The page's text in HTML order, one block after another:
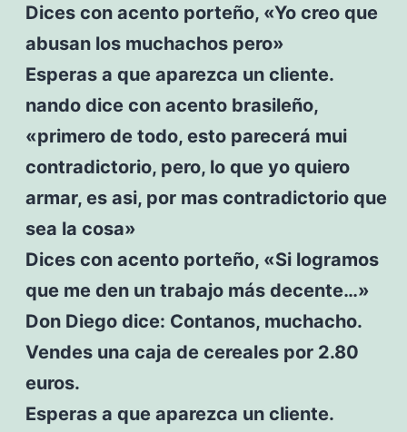
Dices con acento porteño, «Yo creo que
abusan los muchachos pero»
Esperas a que aparezca un cliente.
nando dice con acento brasileño,
«primero de todo, esto parecerá mui
contradictorio, pero, lo que yo quiero
armar, es asi, por mas contradictorio que
sea la cosa»
Dices con acento porteño, «Si logramos
que me den un trabajo más decente…»
Don Diego dice: Contanos, muchacho.
Vendes una caja de cereales por 2.80
euros.
Esperas a que aparezca un cliente.